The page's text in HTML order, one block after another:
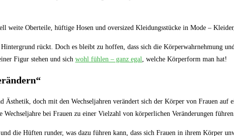
Oberteile, hüftige Hosen und oversized Kleidungsstücke in Mode –
rückt. Doch es bleibt zu hoffen, dass sich die Körperwahrnehmung
Figur stehen und sich wohl fühlen – ganz egal , welche Körperform man hat!
doch mit den Wechseljahren verändert sich der Körper von Frauen auf
bei Frauen zu einer Vielzahl von körperlichen Veränderungen führen.
die Hüften runder, was dazu führen kann, dass sich Frauen in ihrem Körper